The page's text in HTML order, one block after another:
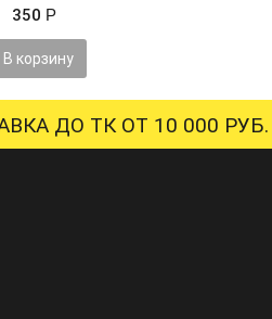
350 Р
В корзину
ДО ТК ОТ 10 000 РУБ.